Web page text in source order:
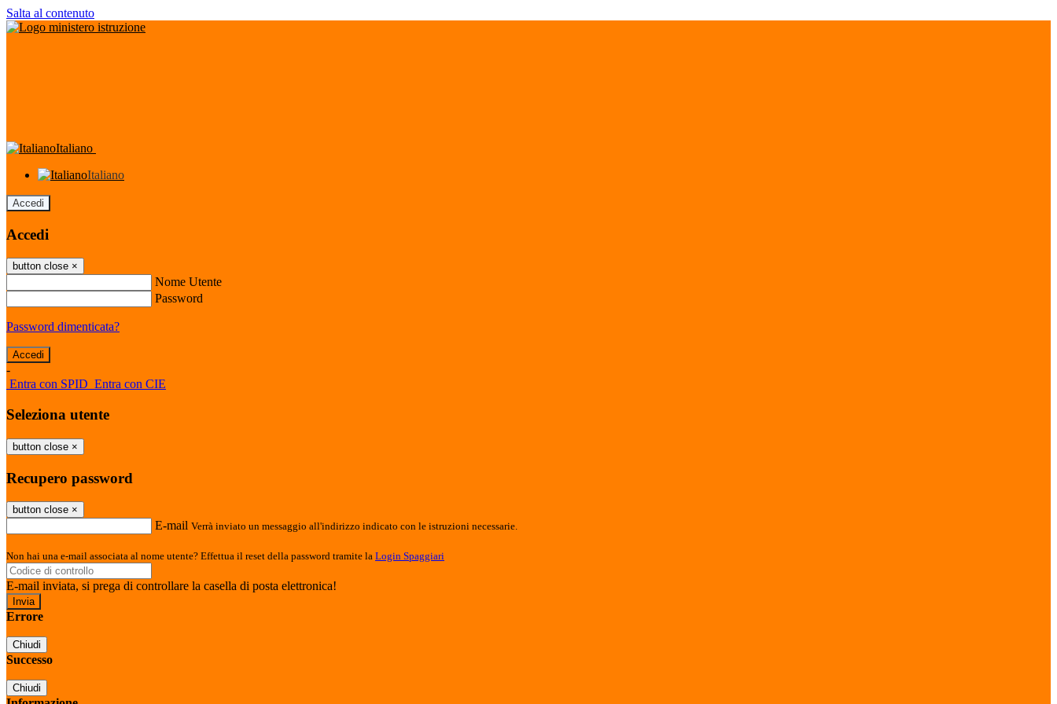
Salta al contenuto
Italiano
Italiano
Accedi
Accedi
button close ×
Nome Utente
Password
Password dimenticata?
-
Entra con SPID Entra con CIE
Seleziona utente
button close ×
Recupero password
button close ×
E-mail Verrà inviato un messaggio all'indirizzo indicato con le istruzioni necessarie.
Non hai una e-mail associata al nome utente? Effettua il reset della password tramite la Login Spaggiari
E-mail inviata, si prega di controllare la casella di posta elettronica!
Errore
Chiudi
Successo
Chiudi